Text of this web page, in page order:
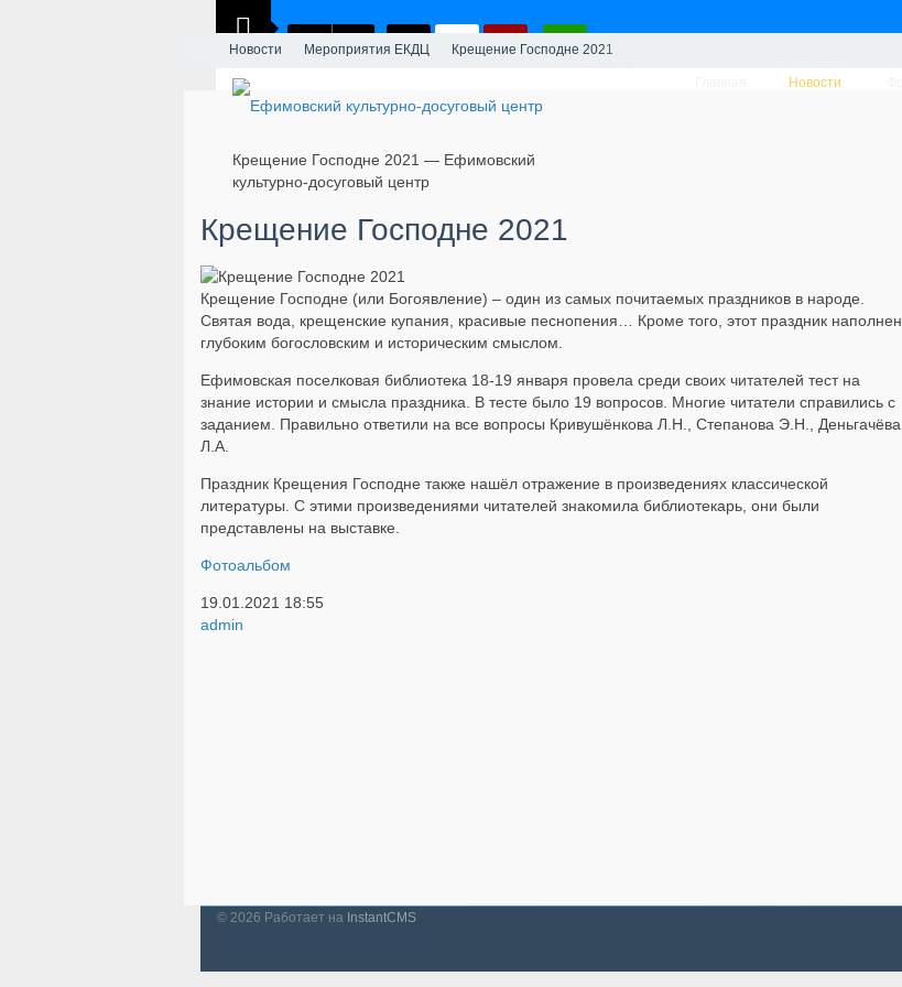
Новости
​Крещение Господне 2021 — Ефимовский
культурно-досуговый центр
Новости Мероприятия ЕКДЦ ​Крещение Господне 2021
​Крещение Господне 2021
Крещение Господне (или Богоявление) – один из самых почитаемых праздников в народе.
Святая вода, крещенские купания, красивые песнопения… Кроме того, этот праздник наполнен
глубоким богословским и историческим смыслом.
Ефимовская поселковая библиотека 18-19 января провела среди своих читателей тест на
знание истории и смысла праздника. В тесте было 19 вопросов. Многие читатели справились с
заданием. Правильно ответили на все вопросы Кривушёнкова Л.Н., Степанова Э.Н., Деньгачёва
Л.А.
Праздник Крещения Господне также нашёл отражение в произведениях классической
литературы. С этими произведениями читателей знакомила библиотекарь, они были
представлены на выставке.
Фотоальбом
19.01.2021 18:55
admin
© 2026 Работает на InstantCMS